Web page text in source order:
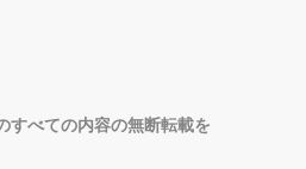
すべての内容の無断転載を